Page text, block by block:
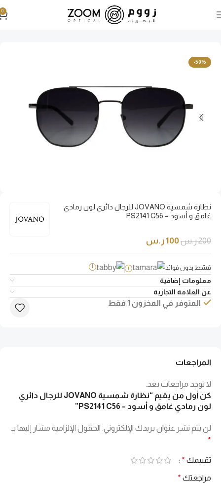
0
-50%
نظارة شمسية JOVANO للرجال دائري لون رمادي
غامق و أسود – PS2141 C56
200ر.س100 ر.س
قسّط بدون فوائد i
i
معلومات إضافية
عن العلامة التجارية
المتوفر في المخزون 1 فقط
المراجعات
لا توجد مراجعات بعد.
كن أول من يقيم “نظارة شمسية JOVANO للرجال دائري
لون رمادي غامق و أسود – PS2141 C56”
لن يتم نشر عنوان بريدك الإلكتروني. الحقول الإلزامية مشار إليها بـ
*
تقييمك *
مراجعتك *